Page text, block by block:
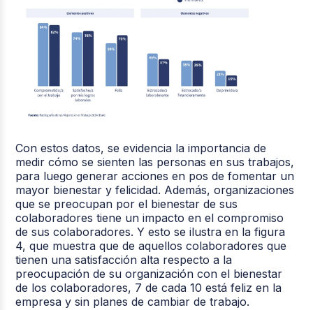
Con estos datos, se evidencia la importancia de
medir cómo se sienten las personas en sus trabajos,
para luego generar acciones en pos de fomentar un
mayor bienestar y felicidad. Además, organizaciones
que se preocupan por el bienestar de sus
colaboradores tiene un impacto en el compromiso
de sus colaboradores. Y esto se ilustra en la figura
4, que muestra que de aquellos colaboradores que
tienen una satisfacción alta respecto a la
preocupación de su organización con el bienestar
de los colaboradores, 7 de cada 10 está feliz en la
empresa y sin planes de cambiar de trabajo.